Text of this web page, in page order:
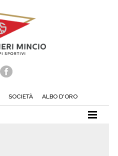
SOCIETÀ ALBO D'ORO